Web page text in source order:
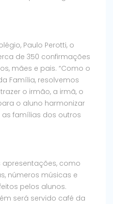
Paulo Perotti, o
de 350 confirmações
mães e pais. “Como o
Família, resolvemos
o irmão, a irmã, o
o aluno harmonizar
famílias dos outros
apresentações, como
números músicas e
pelos alunos.
será servido café da